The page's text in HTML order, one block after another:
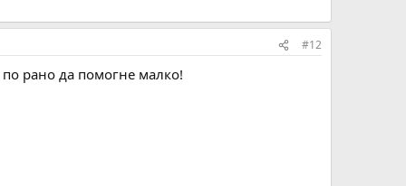
#12
рано да помогне малко!